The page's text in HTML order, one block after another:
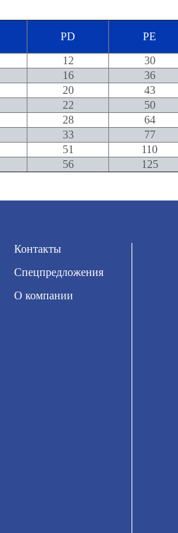
PD PE
12 30
16 36
20 43
22 50
28 64
33 77
51 110
56 125
Контакты
Спецпредложения
О компании